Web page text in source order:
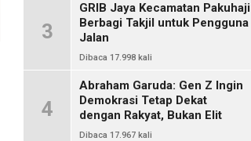
3
GRIB Jaya Kecamatan Pakuhaji
Berbagi Takjil untuk Pengguna
Jalan
Dibaca 17.998 kali
4
Abraham Garuda: Gen Z Ingin
Demokrasi Tetap Dekat
dengan Rakyat, Bukan Elit
Dibaca 17.967 kali